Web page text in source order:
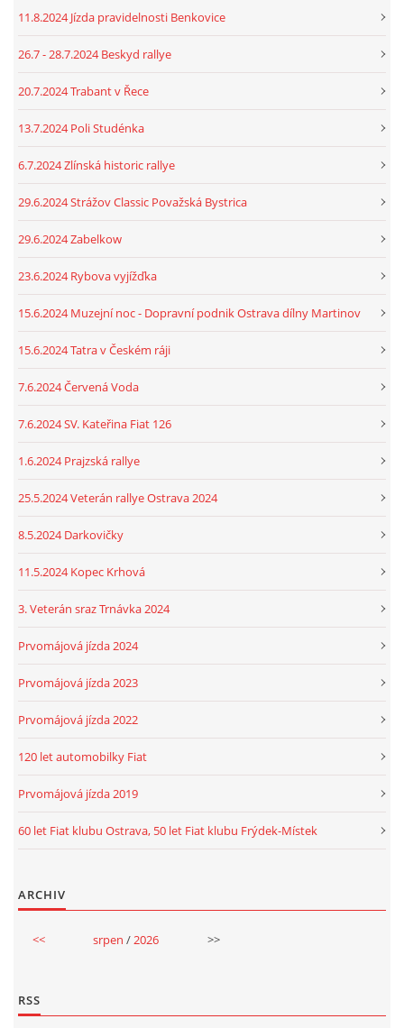
11.8.2024 Jízda pravidelnosti Benkovice
26.7 - 28.7.2024 Beskyd rallye
20.7.2024 Trabant v Řece
13.7.2024 Poli Studénka
6.7.2024 Zlínská historic rallye
29.6.2024 Strážov Classic Považská Bystrica
29.6.2024 Zabelkow
23.6.2024 Rybova vyjížďka
15.6.2024 Muzejní noc - Dopravní podnik Ostrava dílny Martinov
15.6.2024 Tatra v Českém ráji
7.6.2024 Červená Voda
7.6.2024 SV. Kateřina Fiat 126
1.6.2024 Prajzská rallye
25.5.2024 Veterán rallye Ostrava 2024
8.5.2024 Darkovičky
11.5.2024 Kopec Krhová
3. Veterán sraz Trnávka 2024
Prvomájová jízda 2024
Prvomájová jízda 2023
Prvomájová jízda 2022
120 let automobilky Fiat
Prvomájová jízda 2019
60 let Fiat klubu Ostrava, 50 let Fiat klubu Frýdek-Místek
ARCHIV
<< srpen /2026 >>
RSS